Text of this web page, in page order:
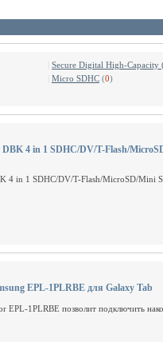
Secure Digital High-Capacity
Micro SDHC (0)
DBK 4 in 1 SDHC/DV/T-Flash/
4 in 1 SDHC/DV/T-Flash/MicroSD/Mini
EPL-1PLRBE для Galaxy Tab
EPL-1PLRBE позволит подключить